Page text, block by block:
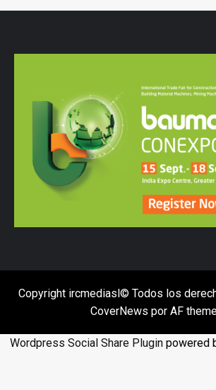
Copyright ircmediasl© Todos los
CoverNews por AF
Wordpress Social Share Plugin powered